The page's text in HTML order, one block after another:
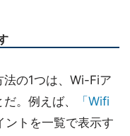
の1つは、Wi-Fiア
。例えば、
「Wifi
ントを一覧で表示す